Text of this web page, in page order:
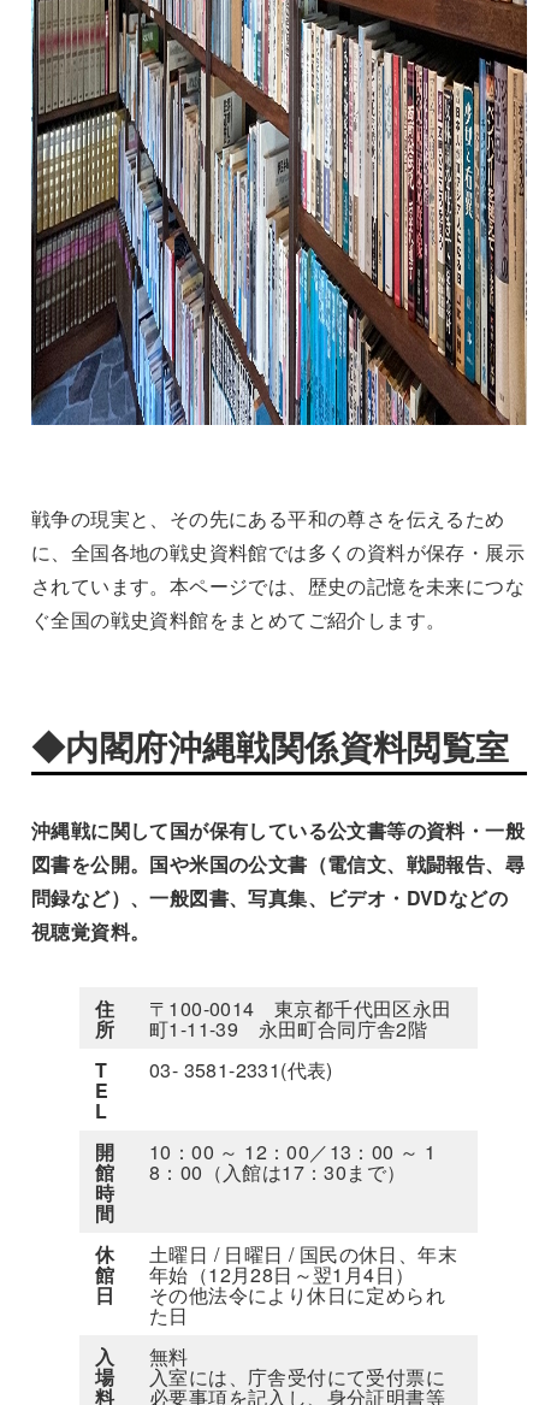
戦争の現実と、その先にある平和の尊さを伝えるため
に、全国各地の戦史資料館では多くの資料が保存・展示
されています。本ページでは、歴史の記憶を未来につな
ぐ全国の戦史資料館をまとめてご紹介します。
◆内閣府沖縄戦関係資料閲覧室
沖縄戦に関して国が保有している公文書等の資料・一般
図書を公開。国や米国の公文書（電信文、戦闘報告、尋
問録など）、一般図書、写真集、ビデオ・DVDなどの
視聴覚資料。
住
所
〒100-0014 東京都千代田区永田
町1-11-39 永田町合同庁舎2階
T
E
L
03- 3581-2331(代表)
開
館
時
間
10：00 ～ 12：00／13：00 ～ 1
8：00（入館は17：30まで）
休
館
日
土曜日 / 日曜日 / 国民の休日、年末
年始（12月28日～翌1月4日）
その他法令により休日に定められ
た日
入
場
料
無料
入室には、庁舎受付にて受付票に
必要事項を記入し、身分証明書等